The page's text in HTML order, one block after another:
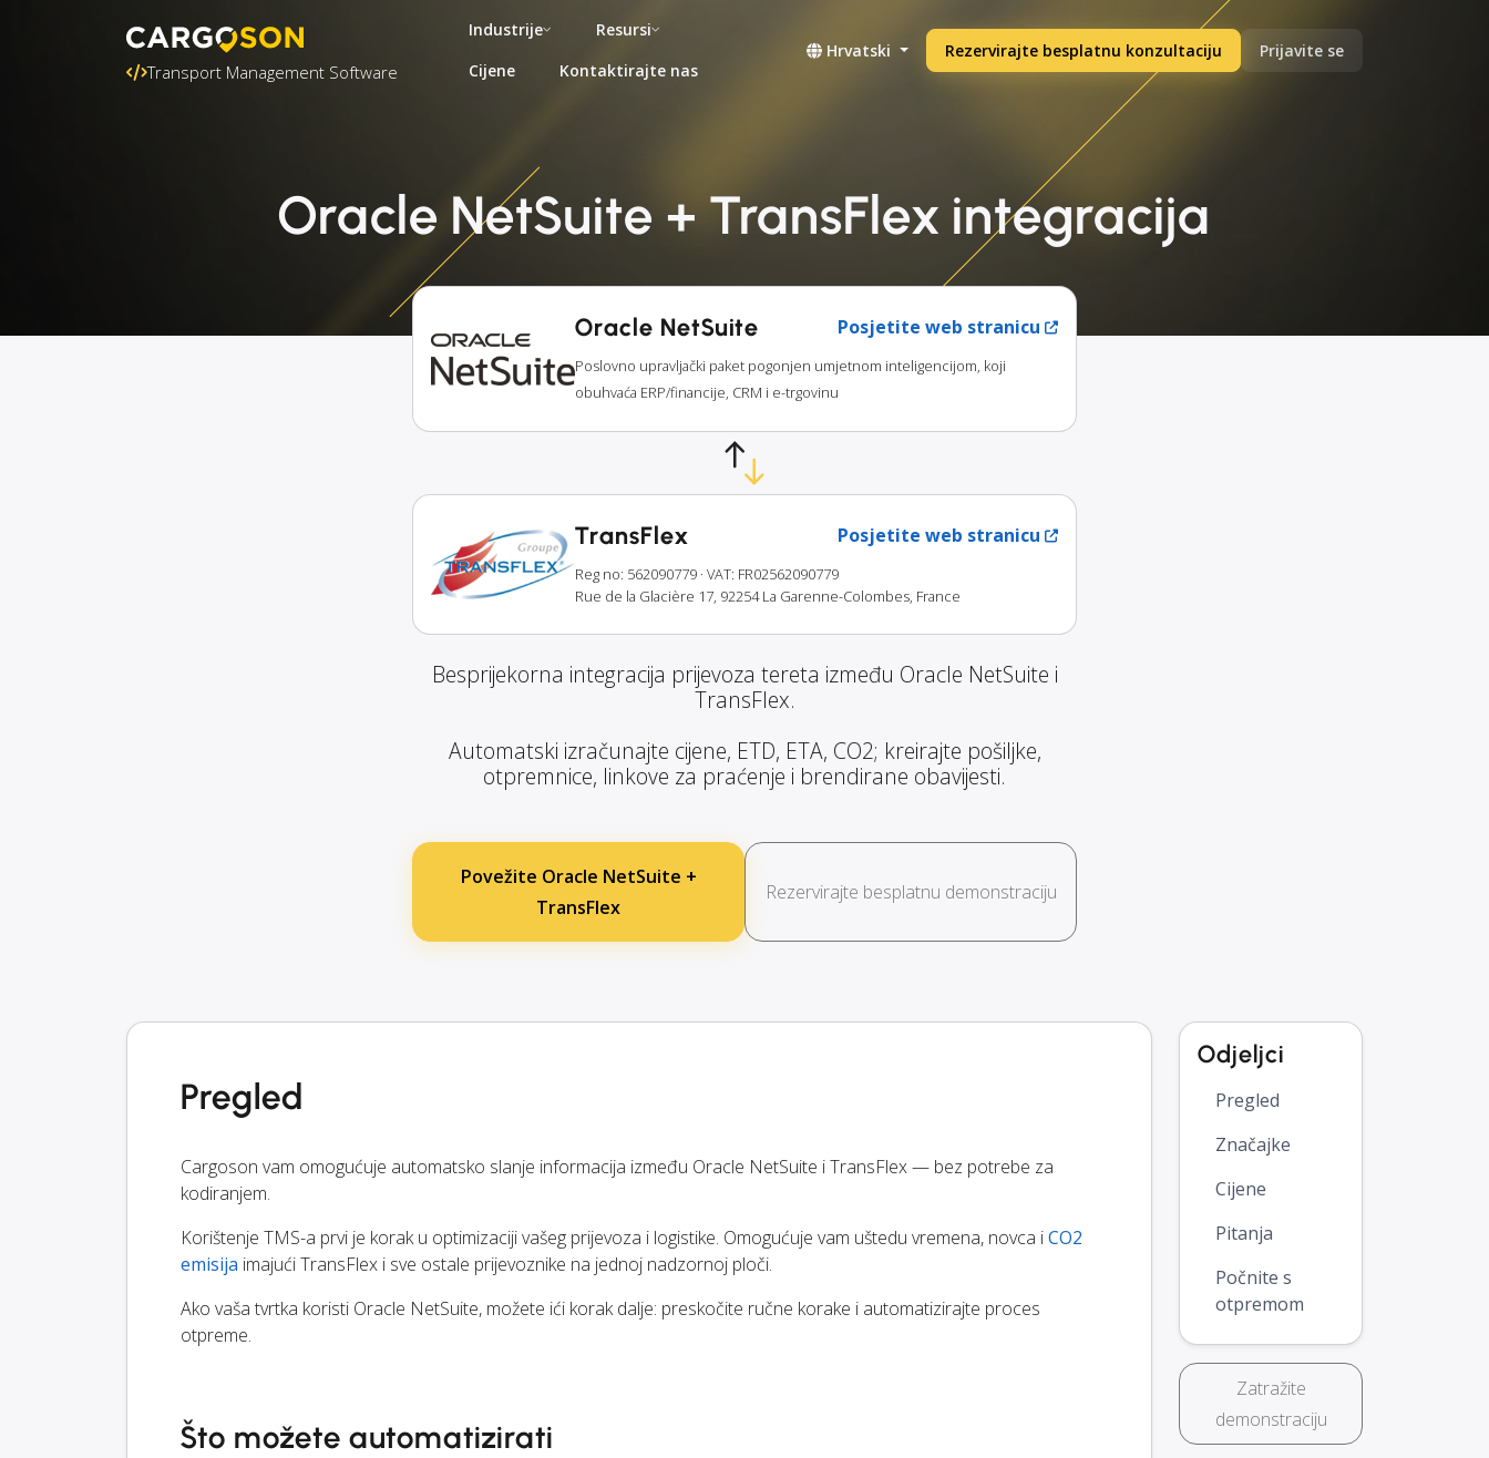
Transport Management Software
Industrije
Resursi
Cijene
Kontaktirajte nas
Hrvatski Rezervirajte besplatnu konzultaciju Prijavite se
Oracle NetSuite + TransFlex integracija
Oracle NetSuite Posjetite web stranicu
Poslovno upravljački paket pogonjen umjetnom inteligencijom, koji
obuhvaća ERP/financije, CRM i e-trgovinu
TransFlex Posjetite web stranicu
Reg no: 562090779 · VAT: FR02562090779
Rue de la Glacière 17, 92254 La Garenne-Colombes, France
Besprijekorna integracija prijevoza tereta između Oracle NetSuite i
TransFlex.
Automatski izračunajte cijene, ETD, ETA, CO2; kreirajte pošiljke,
otpremnice, linkove za praćenje i brendirane obavijesti.
Povežite Oracle NetSuite +
TransFlex
Rezervirajte besplatnu demonstraciju
Pregled
Cargoson vam omogućuje automatsko slanje informacija između Oracle NetSuite i TransFlex — bez potrebe za
kodiranjem.
Korištenje TMS-a prvi je korak u optimizaciji vašeg prijevoza i logistike. Omogućuje vam uštedu vremena, novca iCO2
emisija imajući TransFlex i sve ostale prijevoznike na jednoj nadzornoj ploči.
Ako vaša tvrtka koristi Oracle NetSuite, možete ići korak dalje: preskočite ručne korake i automatizirajte proces
otpreme.
Što možete automatizirati
Odjeljci
Pregled
Značajke
Cijene
Pitanja
Počnite s
otpremom
Zatražite
demonstraciju